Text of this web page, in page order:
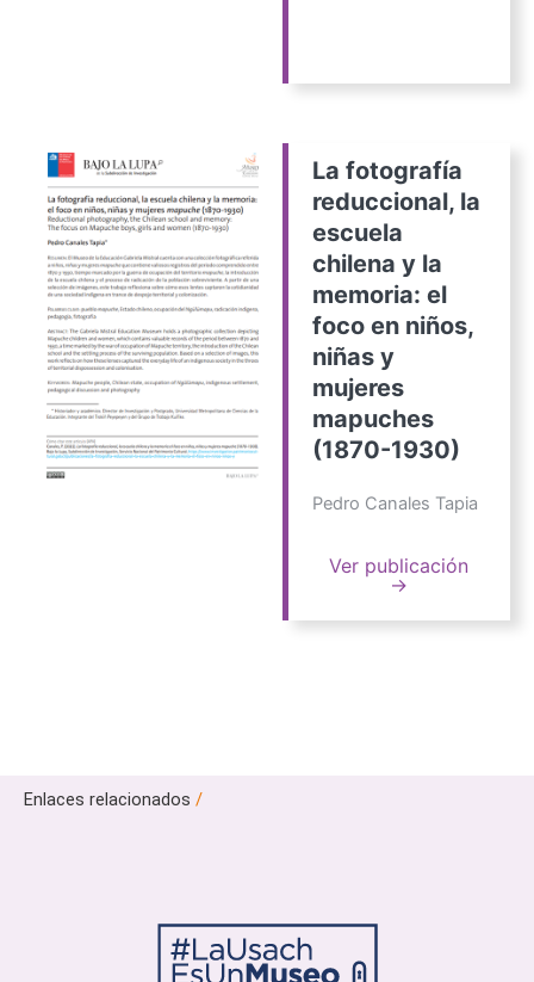
La fotografía
reduccional, la
escuela
chilena y la
memoria: el
foco en niños,
niñas y
mujeres
mapuches
(1870-1930)
Pedro Canales Tapia
Ver publicación
→
Enlaces relacionados /